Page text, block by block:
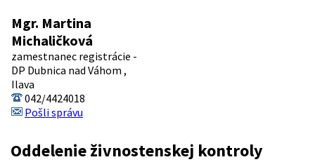
Mgr. Martina
Michaličková
zamestnanec registrácie -
DP Dubnica nad Váhom ,
Ilava
042/4424018
Pošli správu
Oddelenie živnostenskej kontroly